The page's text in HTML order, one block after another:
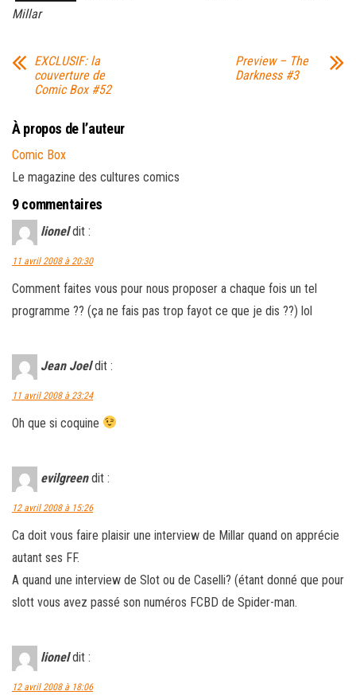
Millar
EXCLUSIF: la
couverture de
Comic Box #52
Preview – The
Darkness #3
À propos de l’auteur
Comic Box
Le magazine des cultures comics
9 commentaires
lionel dit :
11 avril 2008 à 20:30
Comment faites vous pour nous proposer a chaque fois un tel
programme ?? (ça ne fais pas trop fayot ce que je dis ??) lol
Jean Joel dit :
11 avril 2008 à 23:24
Oh que si coquine
evilgreen dit :
12 avril 2008 à 15:26
Ca doit vous faire plaisir une interview de Millar quand on apprécie
autant ses FF.
A quand une interview de Slot ou de Caselli? (étant donné que pour
slott vous avez passé son numéros FCBD de Spider-man.
lionel dit :
12 avril 2008 à 18:06